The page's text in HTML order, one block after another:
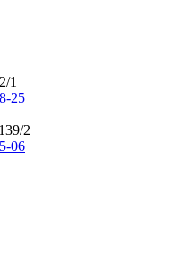
1
25
2
06